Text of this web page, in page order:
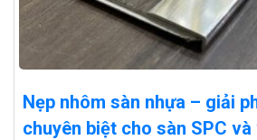
Nẹp nhôm sàn nhựa – giải
chuyên biệt cho sàn SPC